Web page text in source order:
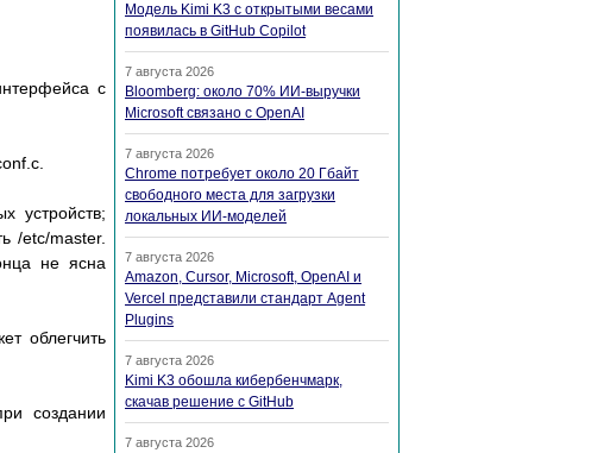
с
устройств;
/etc/master.
не ясна
облегчить
создании
Модель Kimi K3 с открытыми весами
появилась в GitHub Copilot
7 августа 2026
Bloomberg: около 70% ИИ-выручки
Microsoft связано с OpenAI
7 августа 2026
Chrome потребует около 20 Гбайт
свободного места для загрузки
локальных ИИ-моделей
7 августа 2026
Amazon, Cursor, Microsoft, OpenAI и
Vercel представили стандарт Agent
Plugins
7 августа 2026
Kimi K3 обошла кибербенчмарк,
скачав решение с GitHub
7 августа 2026